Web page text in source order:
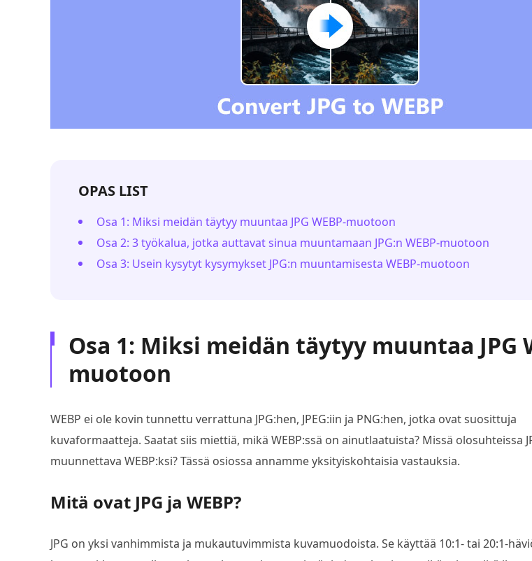
OPAS LIST
Osa 1: Miksi meidän täytyy muuntaa JPG WEBP-muotoon
Osa 2: 3 työkalua, jotka auttavat sinua muuntamaan JPG:n WEBP-muotoon
Osa 3: Usein kysytyt kysymykset JPG:n muuntamisesta WEBP-muotoon
Osa 1: Miksi meidän täytyy muuntaa JPG
muotoon
WEBP ei ole kovin tunnettu verrattuna JPG:hen, JPEG:iin ja PNG:hen, jotka ovat suosittuja
kuvaformaatteja. Saatat siis miettiä, mikä WEBP:ssä on ainutlaatuista? Missä olosuhteissa
muunnettava WEBP:ksi? Tässä osiossa annamme yksityiskohtaisia vastauksia.
Mitä ovat JPG ja WEBP?
JPG on yksi vanhimmista ja mukautuvimmista kuvamuodoista. Se käyttää 10:1- tai 20:1-